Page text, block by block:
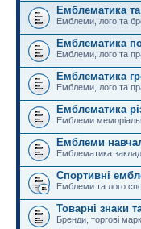
Емблематика
Емблеми, лого та
Емблематика
Емблеми, лого та
Емблематика
Емблеми, лого та
Емблематика
Емблеми
Емблеми
Емблематика
Спортивні
Емблеми та лого
Товарні знаки
Бренди, торгові